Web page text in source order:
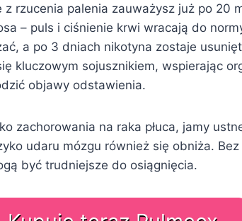
rzucenia palenia zauważysz już po 20
– puls i ciśnienie krwi wracają do
a po 3 dniach nikotyna zostaje
kluczowym sojusznikiem, wspierając
objawy odstawienia.
zachorowania na raka płuca, jamy
udaru mózgu również się obniża.
być trudniejsze do osiągnięcia.